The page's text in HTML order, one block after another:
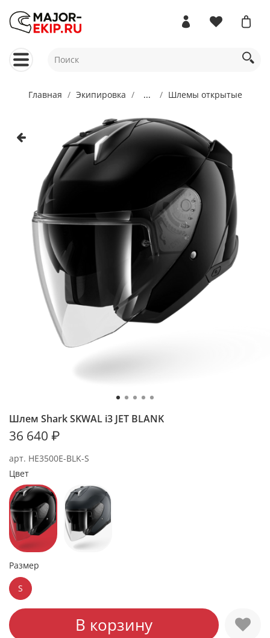
Главная Экипировка ... Шлемы открытые
арт. HE3500E-BLK-S
Шлем Shark SKWAL i3 JET BLANK
36 640 ₽
В корзину
Цвет
Размер
S